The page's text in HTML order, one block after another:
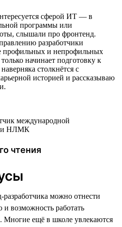
сферой ИТ — в
программы или
слышали про фронтенд.
разработчики
профильных и непрофильных
начинает подготовку к
столкнётся с
историей и рассказываю
международной
НЛМК
чтения
можно отнести
и возможность работать
Многие ещё в школе увлекаются